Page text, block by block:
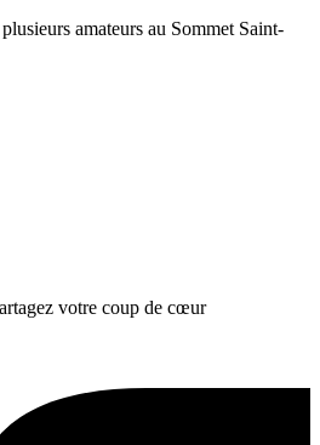
amateurs au Sommet Saint-
votre coup de cœur